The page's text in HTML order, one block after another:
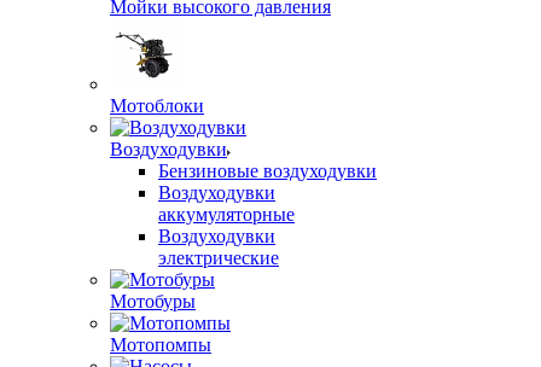
Мойки высокого давления
Мотоблоки
Воздуходувки
Бензиновые воздуходувки
Воздуходувки
аккумуляторные
Воздуходувки
электрические
Мотобуры
Мотопомпы